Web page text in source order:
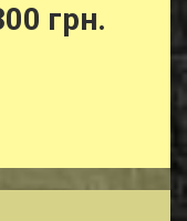
грн.